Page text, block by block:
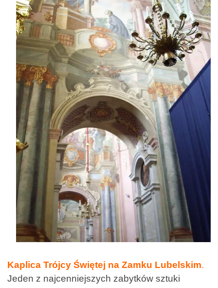
Kaplica Trójcy Świętej na Zamku Lubelskim.
Jeden z najcenniejszych zabytków sztuki